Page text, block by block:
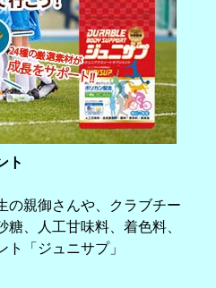
ト
の親御さんや、クラブチー
、人工甘味料、着色料、
「ジュニサプ」